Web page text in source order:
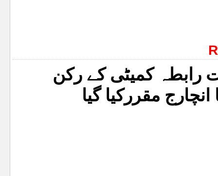
رابطہ کمیٹی کے رکن
مقررکیا گیا